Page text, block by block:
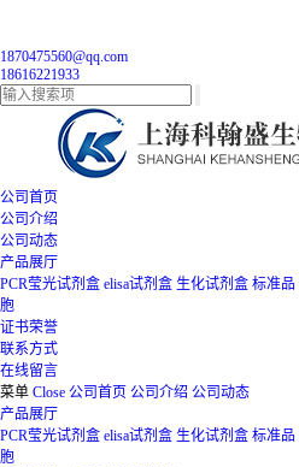
1870475560@qq.com
18616221933
公司首页
公司介绍
公司动态
产品展厅
PCR莹光试剂盒 elisa试剂盒 生化试剂盒 标准品
胞
证书荣誉
联系方式
在线留言
菜单 Close 公司首页 公司介绍 公司动态
产品展厅
PCR莹光试剂盒 elisa试剂盒 生化试剂盒 标准品
胞